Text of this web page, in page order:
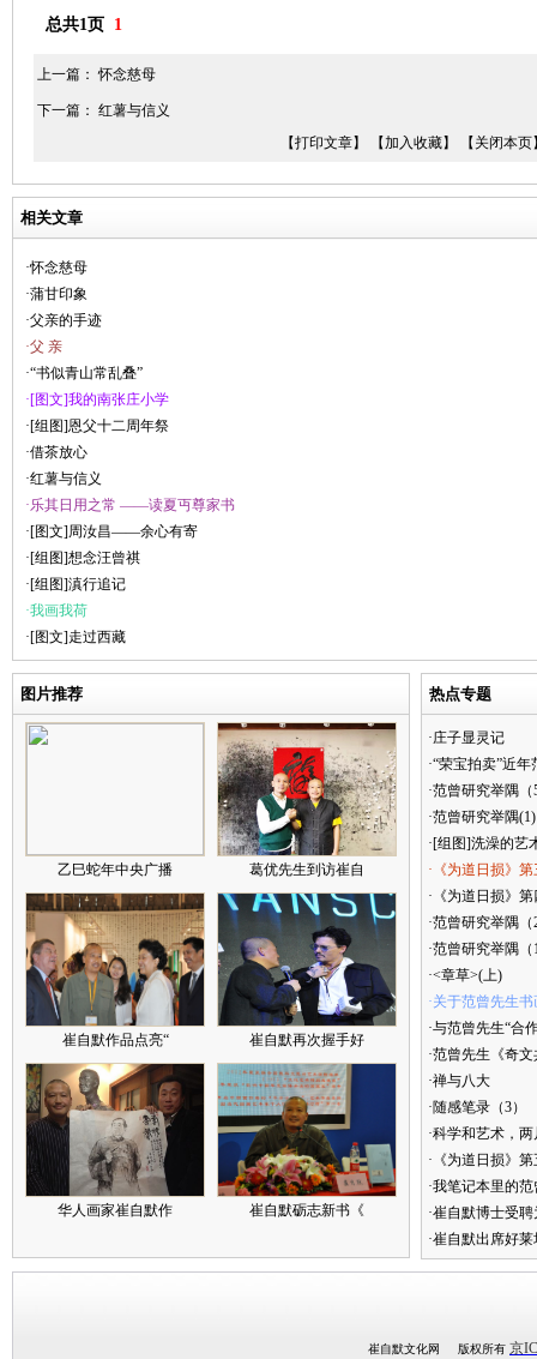
总共1页 1
上一篇：怀念慈母
下一篇： 红薯与信义
【打印文章】
【加入收藏】 【关闭本页
相关文章
·怀念慈母
·蒲甘印象
·父亲的手迹
·父 亲
·“书似青山常乱叠”
·[图文]我的南张庄小学
·[组图]恩父十二周年祭
·借茶放心
·红薯与信义
·乐其日用之常 ——读夏丏尊家书
·[图文]周汝昌——余心有寄
·[组图]想念汪曾祺
·[组图]滇行追记
·我画我荷
·[图文]走过西藏
图片推荐
乙巳蛇年中央广播 葛优先生到访崔自
崔自默作品点亮“ 崔自默再次握手好
华人画家崔自默作 崔自默砺志新书《
热点专题
·庄子显灵记
·“荣宝拍卖”近
·范曾研究举隅（
·范曾研究举隅(1)
·[组图]洗澡的艺
·《为道日损》
·《为道日损》
·范曾研究举隅（
·范曾研究举隅（
·<章草>(上)
·关于范曾先生
·与范曾先生“合
·范曾先生《奇
·禅与八大
·随感笔录（3）
·科学和艺术，
·《为道日损》
·我笔记本里的
·崔自默博士受
·崔自默出席好
崔自默文化网 版权所有 京